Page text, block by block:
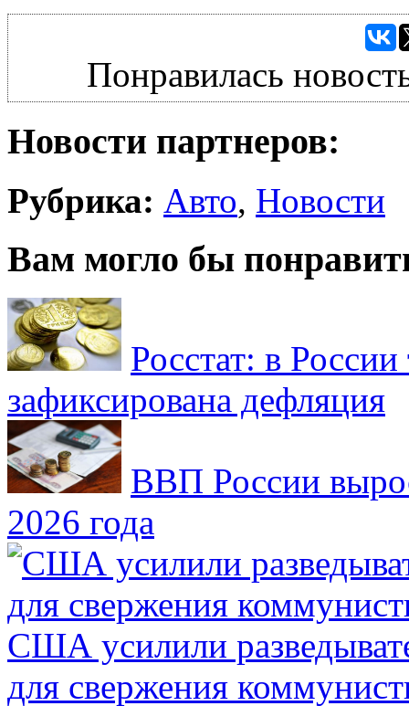
Понравилась
Новости партнеров:
Рубрика: Авто, Новости
Вам могло бы
Росстат: в России
зафиксирована дефляция
ВВП России
2026 года
США усилили
для свержения